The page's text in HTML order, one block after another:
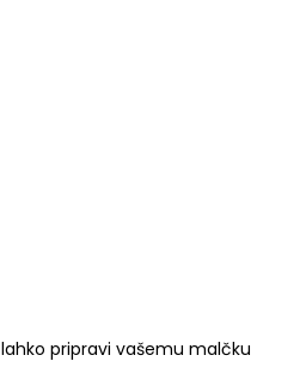
pripravi vašemu malčku